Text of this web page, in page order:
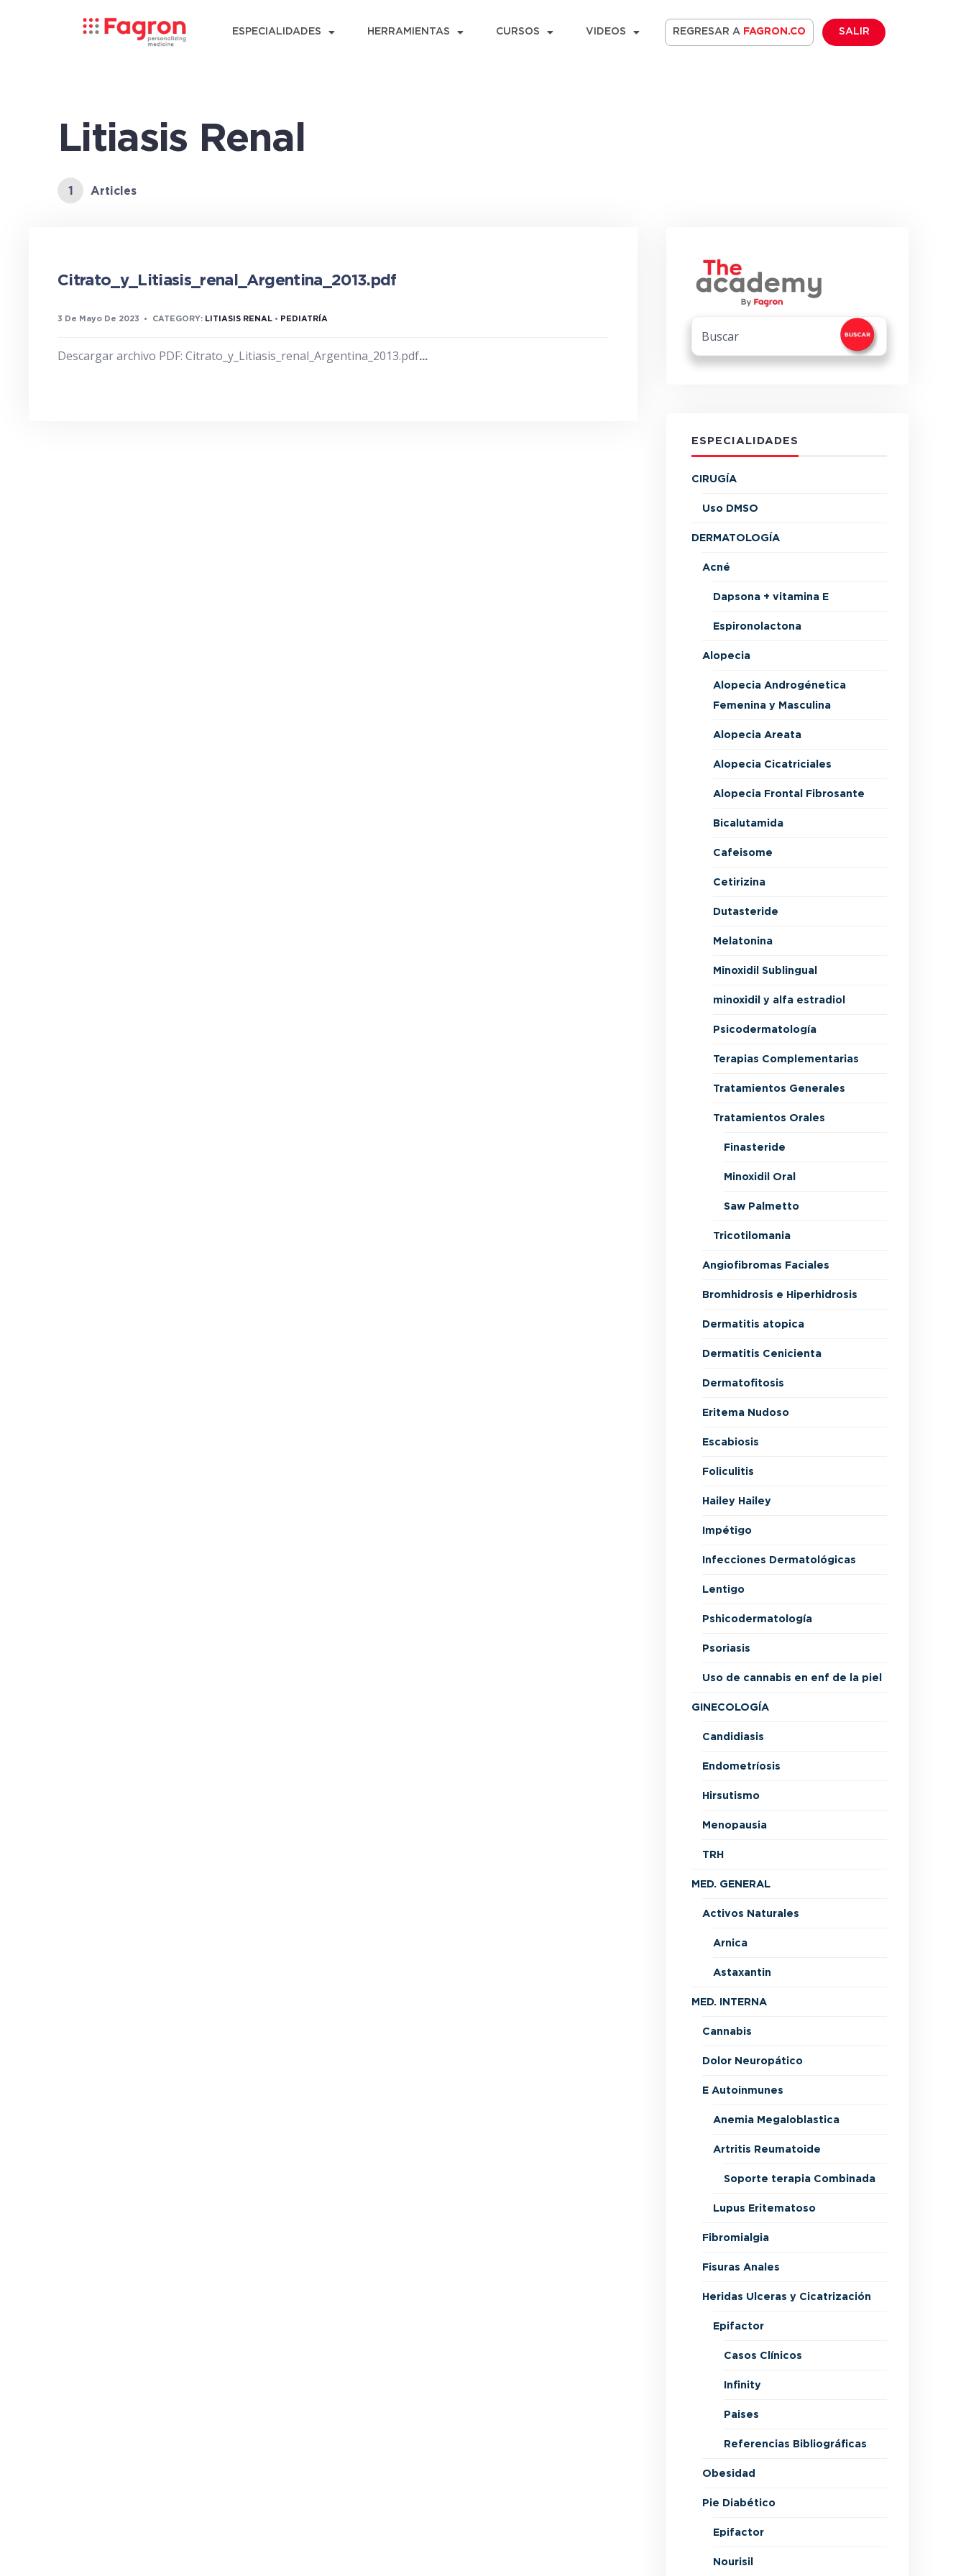
ESPECIALIDADES HERRAMIENTAS CURSOS VIDEOS REGRESAR A FAGRON.CO SALIR
Litiasis Renal
1 Articles
Citrato_y_Litiasis_renal_Argentina_2013.pdf
3 De Mayo De 2023 • CATEGORY: LITIASIS RENAL • PEDIATRÍA
Descargar archivo PDF: Citrato_y_Litiasis_renal_Argentina_2013.pdf...
ESPECIALIDADES
CIRUGÍA
Uso DMSO
DERMATOLOGÍA
Acné
Dapsona + vitamina E
Espironolactona
Alopecia
Alopecia Androgénetica
Femenina y Masculina
Alopecia Areata
Alopecia Cicatriciales
Alopecia Frontal Fibrosante
Bicalutamida
Cafeisome
Cetirizina
Dutasteride
Melatonina
Minoxidil Sublingual
minoxidil y alfa estradiol
Psicodermatología
Terapias Complementarias
Tratamientos Generales
Tratamientos Orales
Finasteride
Minoxidil Oral
Saw Palmetto
Tricotilomania
Angiofibromas Faciales
Bromhidrosis e Hiperhidrosis
Dermatitis atopica
Dermatitis Cenicienta
Dermatofitosis
Eritema Nudoso
Escabiosis
Foliculitis
Hailey Hailey
Impétigo
Infecciones Dermatológicas
Lentigo
Pshicodermatología
Psoriasis
Uso de cannabis en enf de la piel
GINECOLOGÍA
Candidiasis
Endometríosis
Hirsutismo
Menopausia
TRH
MED. GENERAL
Activos Naturales
Arnica
Astaxantin
MED. INTERNA
Cannabis
Dolor Neuropático
E Autoinmunes
Anemia Megaloblastica
Artritis Reumatoide
Soporte terapia Combinada
Lupus Eritematoso
Fibromialgia
Fisuras Anales
Heridas Ulceras y Cicatrización
Epifactor
Casos Clínicos
Infinity
Paises
Referencias Bibliográficas
Obesidad
Pie Diabético
Epifactor
Nourisil